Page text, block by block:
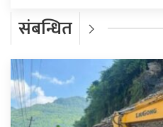
संबन्धित